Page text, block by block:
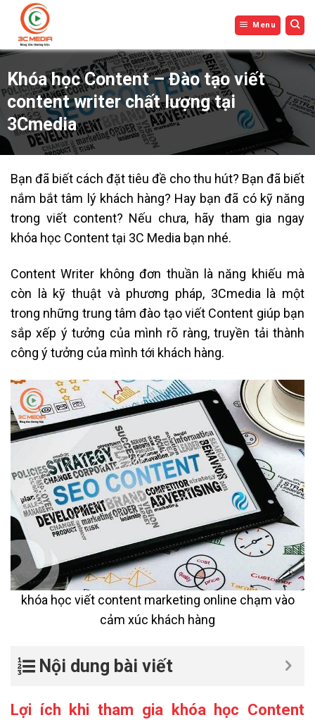
nội
dung
Menu
Khóa học Content – Đào tạo viết
content writer chất lượng tại
3Cmedia
Bạn đã biết cách đặt tiêu đề cho thu hút? Bạn đã biết
nắm bắt tâm lý khách hàng? Hay bạn đã có kỹ năng
trong viết content? Nếu chưa, hãy tham gia ngay
khóa học Content tại 3C Media bạn nhé.
Content Writer không đơn thuần là năng khiếu mà
còn là kỹ thuật và phương pháp, 3Cmedia là một
trong những trung tâm đào tạo viết Content giúp bạn
sắp xếp ý tưởng của mình rõ ràng, truyền tải thành
công ý tưởng của mình tới khách hàng.
khóa học viết content marketing online chạm vào
cảm xúc khách hàng
Nội dung bài viết
Lợi ích khi tham gia khóa học Content